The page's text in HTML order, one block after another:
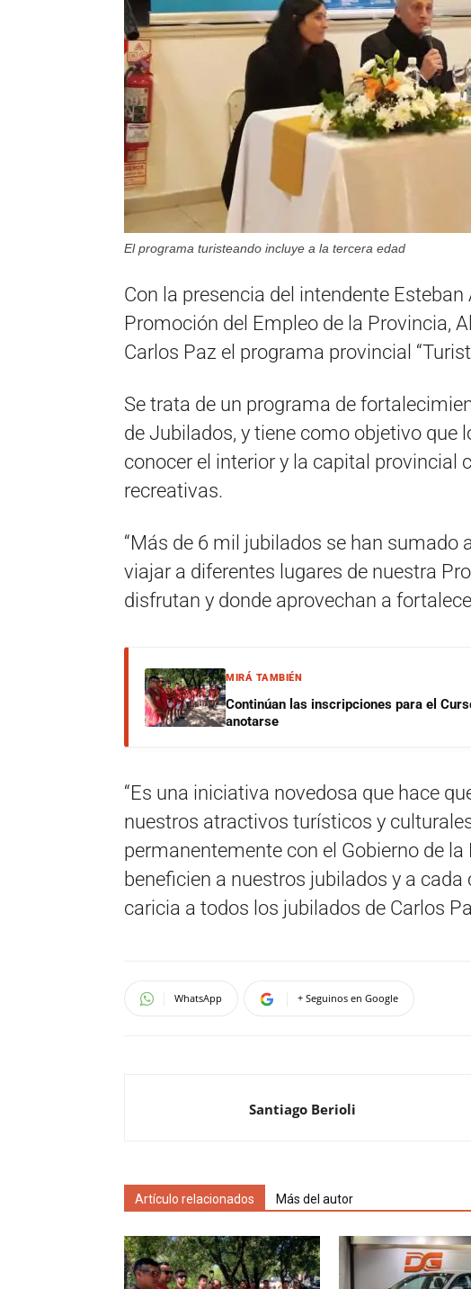
El programa turisteando incluye a la tercera edad
Con la presencia del intendente
Promoción del Empleo de la Provincia,
Carlos Paz el programa provincial
Se trata de un programa de
de Jubilados, y tiene como objetivo que
conocer el interior y la capital provincial
recreativas.
“Más de 6 mil jubilados se han sumado
viajar a diferentes lugares de nuestra
disfrutan y donde aprovechan a
MIRÁ TAMBIÉN
Continúan las inscripciones para el
anotarse
“Es una iniciativa novedosa que hace
nuestros atractivos turísticos y
permanentemente con el Gobierno de
beneficien a nuestros jubilados y a
caricia a todos los jubilados de Carlos
WhatsApp + Seguinos en Google
Santiago Berioli
Artículo relacionados Más del autor